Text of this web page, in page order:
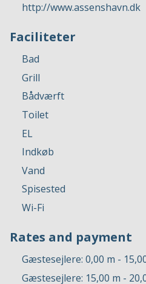
http://www.assenshavn.dk
Faciliteter
Bad
Grill
Bådværft
Toilet
EL
Indkøb
Vand
Spisested
Wi-Fi
Rates and payment
Gæstesejlere: 0,00 m -
Gæstesejlere: 15,00 m -